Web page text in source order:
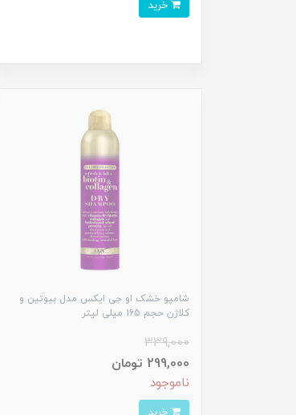
شامپو خشک او جی ایکس مدل بیوتین و
کلاژن حجم 165 میلی لیتر
339,000
299,000 تومان
ناموجود